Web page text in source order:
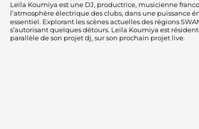
Leïla Koumiya est une DJ, productrice, musicienne
l’atmosphère électrique des clubs, dans une puissance
essentiel. Explorant les scènes actuelles des régions
s’autorisant quelques détours. Leïla Koumiya est
parallèle de son projet dj, sur son prochain projet live.